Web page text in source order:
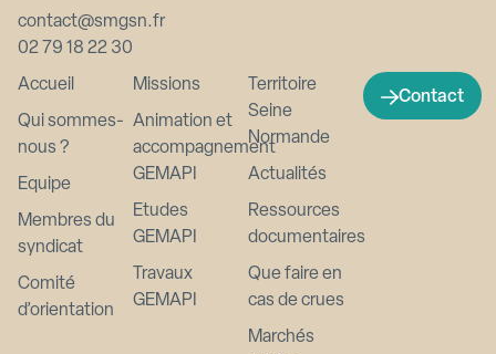
contact@smgsn.fr
02 79 18 22 30
Accueil
Qui sommes-
nous ?
Equipe
Membres du
syndicat
Comité
d’orientation
Missions
Animation et
accompagnement
GEMAPI
Etudes
GEMAPI
Travaux
GEMAPI
Territoire
Seine
Normande
Actualités
Ressources
documentaires
Que faire en
cas de crues
Marchés
Contact